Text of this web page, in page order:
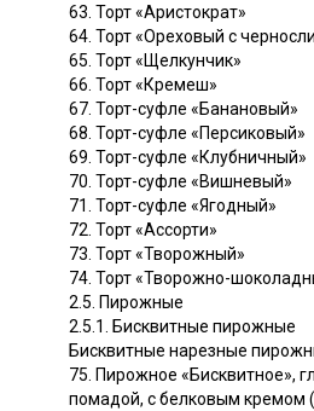
63. Торт «Аристократ»
64. Торт «Ореховый с
65. Торт «Щелкунчик»
66. Торт «Кремеш»
67. Торт-суфле «Банановый»
68. Торт-суфле «Персиковый»
69. Торт-суфле «Клубничный»
70. Торт-суфле «Вишневый»
71. Торт-суфле «Ягодный»
72. Торт «Ассорти»
73. Торт «Творожный»
74. Торт «Творожно-
2.5. Пирожные
2.5.1. Бисквитные пирожные
Бисквитные нарезные
75. Пирожное «Бисквитное»,
помадой, с белковым кремом